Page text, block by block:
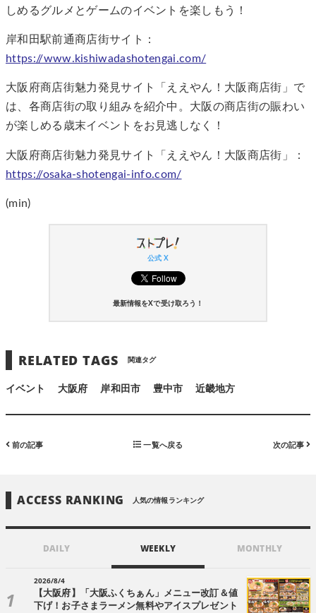
しめるグルメとゲームのイベントを楽しもう！
岸和田駅前通商店街サイト：
https://www.kishiwadashotengai.com/
大阪府商店街魅力発見サイト「ええやん！大阪商店街」で
は、各商店街の取り組みを紹介中。大阪の商店街の賑わい
が楽しめる歳末イベントをお見逃しなく！
大阪府商店街魅力発見サイト「ええやん！大阪商店街」：
https://osaka-shotengai-info.com/
(min)
公式 X
最新情報をXで受け取ろう！
RELATED TAGS 関連タグ
イベント 大阪府 岸和田市 豊中市 近畿地方
前の記事 一覧へ戻る 次の記事
ACCESS RANKING 人気の情報ランキング
DAILY WEEKLY MONTHLY
2026/8/4
【大阪府】「大阪ふくちぁん」メニュー改訂＆値
下げ！お子さまラーメン無料やアイスプレゼント